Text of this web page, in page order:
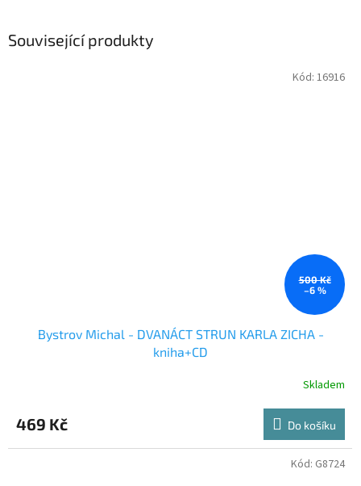
Související produkty
500 Kč
–6 %
Bystrov Michal - DVANÁCT STRUN KARLA ZICHA -
kniha+CD
Skladem
469 Kč Do košíku
Kód: 16916
Kód: G8724